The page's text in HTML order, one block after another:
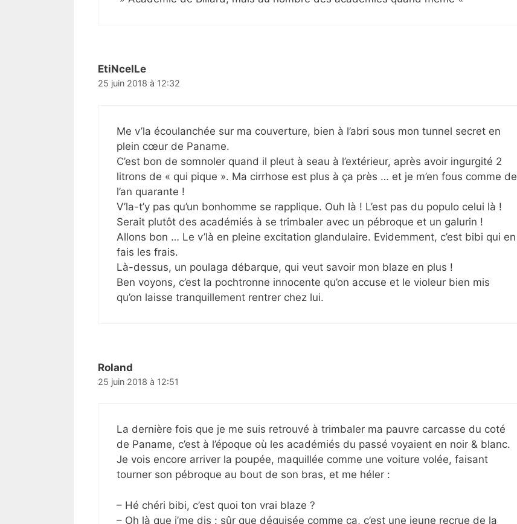
EtiNcelLe
25 juin 2018 à 12:32
Me v’la écoulanchée sur ma couverture, bien à l’abri sous mon tunnel secret en
plein cœur de Paname.
C’est bon de somnoler quand il pleut à seau à l’extérieur, après avoir ingurgité 2
litrons de « qui pique ». Ma cirrhose est plus à ça près … et je m’en fous comme de
l’an quarante !
V’la-t’y pas qu’un bonhomme se rapplique. Ouh là ! L’est pas du populo celui là !
Serait plutôt des académiés à se trimbaler avec un pébroque et un galurin !
Allons bon … Le v’là en pleine excitation glandulaire. Evidemment, c’est bibi qui en
fais les frais.
Là-dessus, un poulaga débarque, qui veut savoir mon blaze en plus !
Ben voyons, c’est la pochtronne innocente qu’on accuse et le violeur bien mis
qu’on laisse tranquillement rentrer chez lui.
Roland
25 juin 2018 à 12:51
La dernière fois que je me suis retrouvé à trimbaler ma pauvre carcasse du coté
de Paname, c’est à l’époque où les académiés du passé voyaient en noir & blanc.
Je vois encore arriver la poupée, maquillée comme une voiture volée, faisant
tourner son pébroque au bout de son bras, et me héler :
– Hé chéri bibi, c’est quoi ton vrai blaze ?
– Oh là que j’me dis : sûr que déguisée comme ça, c’est une jeune recrue de la